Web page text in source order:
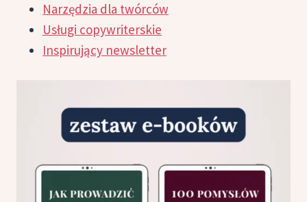
Narzędzia dla twórców
Usługi copywriterskie
Inspirujący newsletter